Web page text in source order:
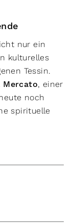
nur ein
kulturelles
Tessin.
Mercato, einer
noch
spirituelle